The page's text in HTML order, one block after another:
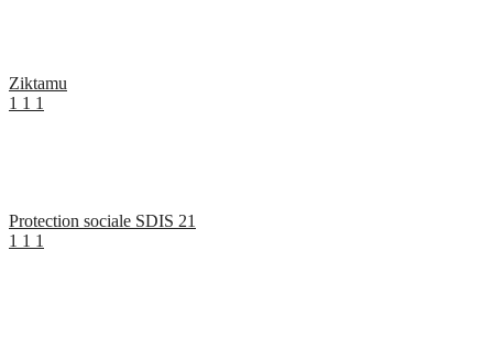
Ziktamu
1 1 1
Protection sociale SDIS 21
1 1 1